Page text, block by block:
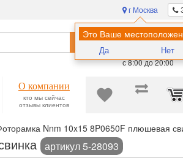
г Москва
Это Ваше
Да Нет
Помощь в
выборе:
Ежедневно,
с 8:00 до 20:00
Найти
О компании
кто мы сейчас
отзывы клиентов
Nnm 10x15 8P0650F плюшевая
артикул 5-28093